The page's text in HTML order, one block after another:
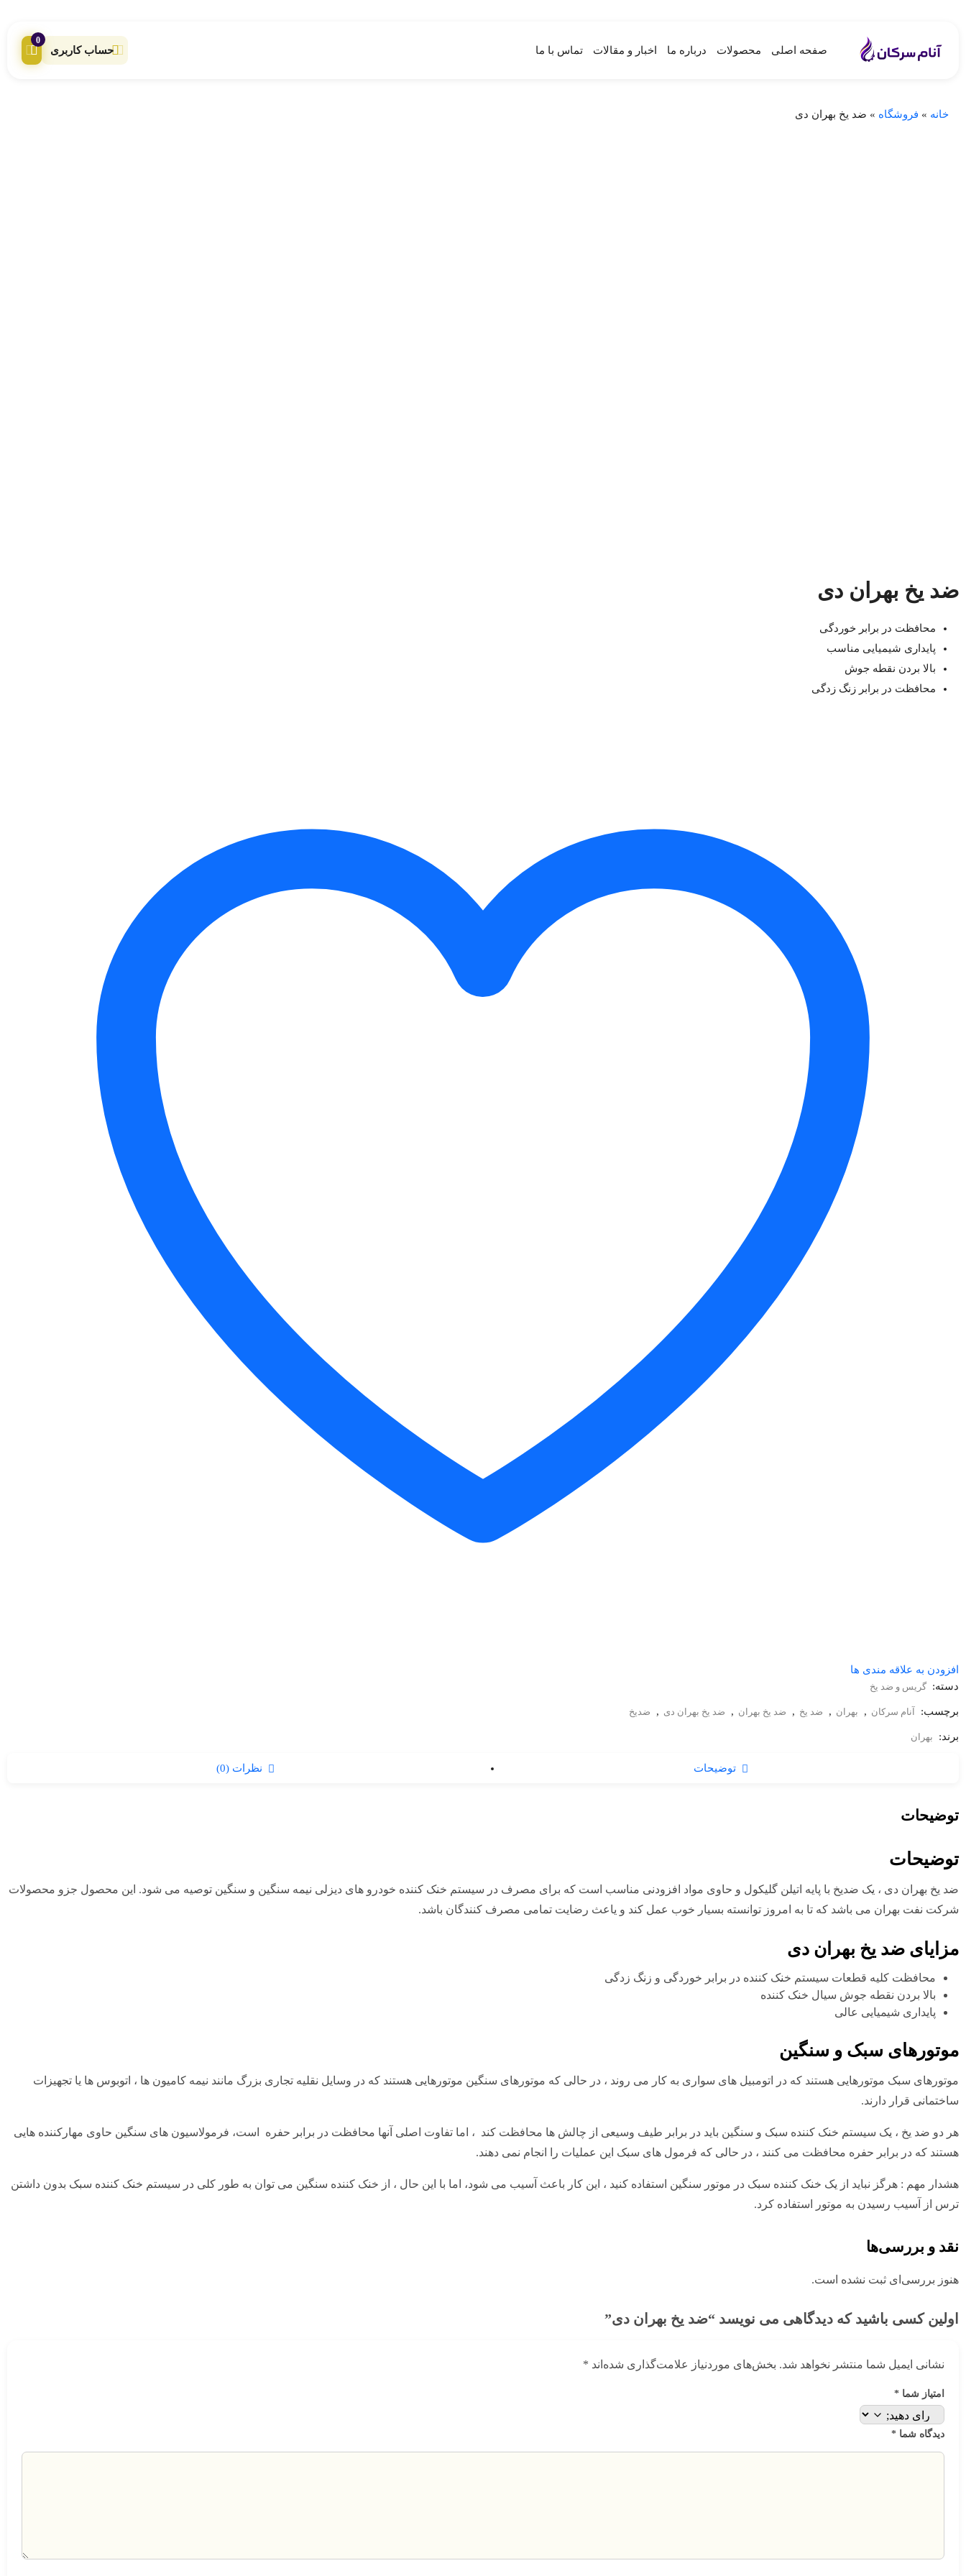
صفحه اصلی محصولات درباره ما اخبار و مقالات تماس با ما حساب کاربری
0
خانه » فروشگاه » ضد یخ بهران دی
ضد یخ بهران دی
محافظت در برابر خوردگی
پایداری شیمیایی مناسب
بالا بردن نقطه جوش
محافظت در برابر زنگ زدگی
افزودن به علاقه مندی ها
دسته: گریس و ضد یخ
برچسب: آنام سرکان , بهران , ضد یخ , ضد یخ بهران , ضد یخ بهران دی , ضدیخ
برند: بهران
توضیحات نظرات (0)
توضیحات
توضیحات
ضد یخ بهران دی ، یک ضدیخ با پایه اتیلن گلیکول و حاوی مواد افزودنی مناسب است که برای مصرف در سیستم خنک کننده خودرو های دیزلی نیمه سنگین و سنگین توصیه می‌ شود. این محصول جزو محصولات
شرکت نفت بهران می باشد که تا به امروز توانسته بسیار خوب عمل کند و یاعث رضایت تمامی مصرف کنندگان باشد.
مزایای ضد یخ بهران دی
محافظت کلیه قطعات سیستم خنک کننده در برابر خوردگی و زنگ زدگی
بالا بردن نقطه جوش سیال خنک کننده
پایداری شیمیایی عالی
موتورهای سبک و سنگین
موتورهای سبک موتورهایی هستند که در اتومبیل های سواری به کار می روند ، در حالی که موتورهای سنگین موتورهایی هستند که در وسایل نقلیه تجاری بزرگ مانند نیمه کامیون ها ، اتوبوس ها یا تجهیزات
ساختمانی قرار دارند.
هر دو ضد یخ ، یک سیستم خنک کننده سبک و سنگین باید در برابر طیف وسیعی از چالش ها محافظت کند ، اما تفاوت اصلی آنها محافظت در برابر حفره است، فرمولاسیون های سنگین حاوی مهارکننده هایی
هستند که در برابر حفره محافظت می کنند ، در حالی که فرمول های سبک این عملیات را انجام نمی دهند.
هشدار مهم : هرگز نباید از یک خنک کننده سبک در موتور سنگین استفاده کنید ، این کار باعث آسیب می شود، اما با این حال ، از خنک کننده سنگین می توان به طور کلی در سیستم خنک کننده سبک بدون داشتن
ترس از آسیب رسیدن به موتور استفاده کرد.
نقد و بررسی‌ها
هنوز بررسی‌ای ثبت نشده است.
اولین کسی باشید که دیدگاهی می نویسد “ضد یخ بهران دی”
نشانی ایمیل شما منتشر نخواهد شد. بخش‌های موردنیاز علامت‌گذاری شده‌اند *
امتیاز شما *
دیدگاه شما *